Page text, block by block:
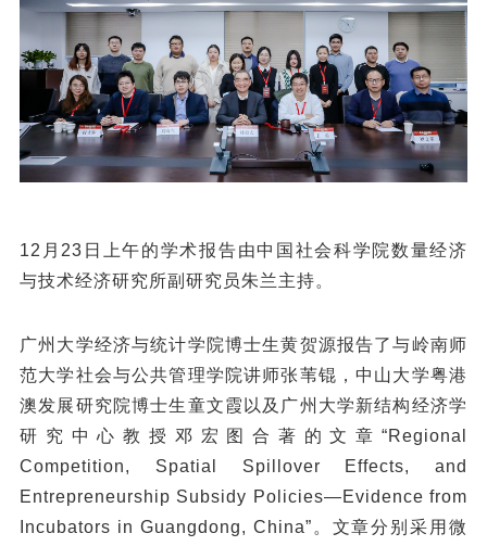
12月23日上午的学术报告由中国社会科学院数量经济
与技术经济研究所副研究员朱兰主持。
广州大学经济与统计学院博士生黄贺源报告了与岭南师
范大学社会与公共管理学院讲师张苇锟，中山大学粤港
澳发展研究院博士生童文霞以及广州大学新结构经济学
研究中心教授邓宏图合著的文章“Regional
Competition, Spatial Spillover Effects, and
Entrepreneurship Subsidy Policies—Evidence from
Incubators in Guangdong, China”。文章分别采用微